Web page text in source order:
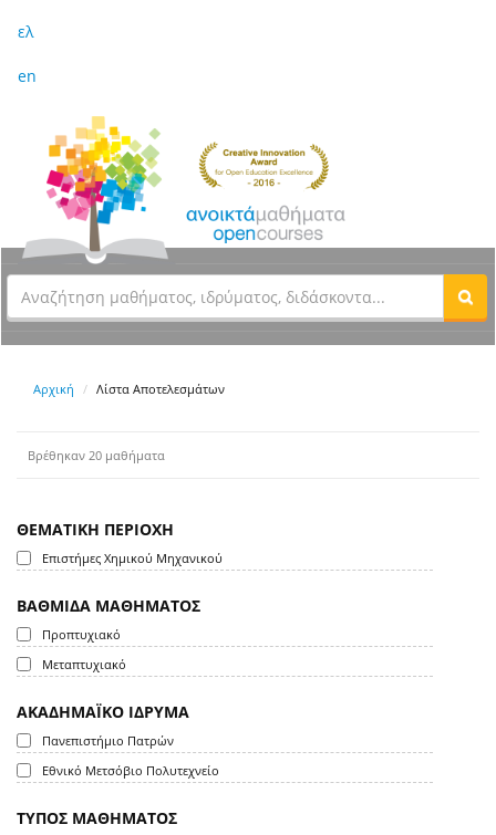
ελ
en
Αρχική Λίστα Αποτελεσμάτων
Βρέθηκαν 20 μαθήματα
ΘΕΜΑΤΙΚΗ ΠΕΡΙΟΧΗ
Επιστήμες Χημικού Μηχανικού
ΒΑΘΜΙΔΑ ΜΑΘΗΜΑΤΟΣ
Προπτυχιακό
Μεταπτυχιακό
ΑΚΑΔΗΜΑΪΚΟ ΙΔΡΥΜΑ
Πανεπιστήμιο Πατρών
Εθνικό Μετσόβιο Πολυτεχνείο
ΤΥΠΟΣ ΜΑΘΗΜΑΤΟΣ